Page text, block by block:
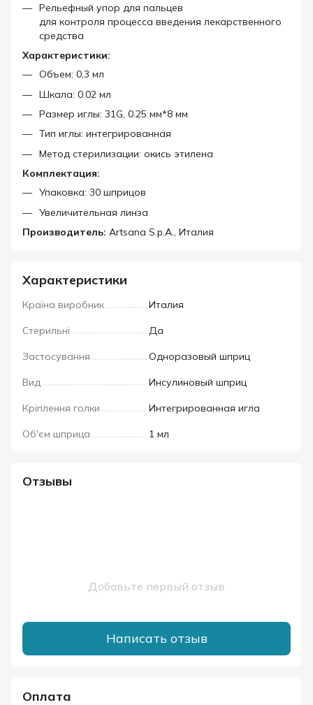
Рельефный упор для пальцев
для контроля процесса введения лекарственного
средства
Характеристики:
Объем: 0,3 мл
Шкала: 0.02 мл
Размер иглы: 31G, 0.25 мм*8 мм
Тип иглы: интегрированная
Метод стерилизации: окись этилена
Комплектация:
Упаковка: 30 шприцов
Увеличительная линза
Производитель: Artsana S.p.A., Италия
Характеристики
Країна виробник Италия
Стерильні Да
Застосування Одноразовый шприц
Вид Инсулиновый шприц
Кріплення голки Интегрированная игла
Об'єм шприца 1 мл
Отзывы
Добавьте первый отзыв
Написать отзыв
Оплата